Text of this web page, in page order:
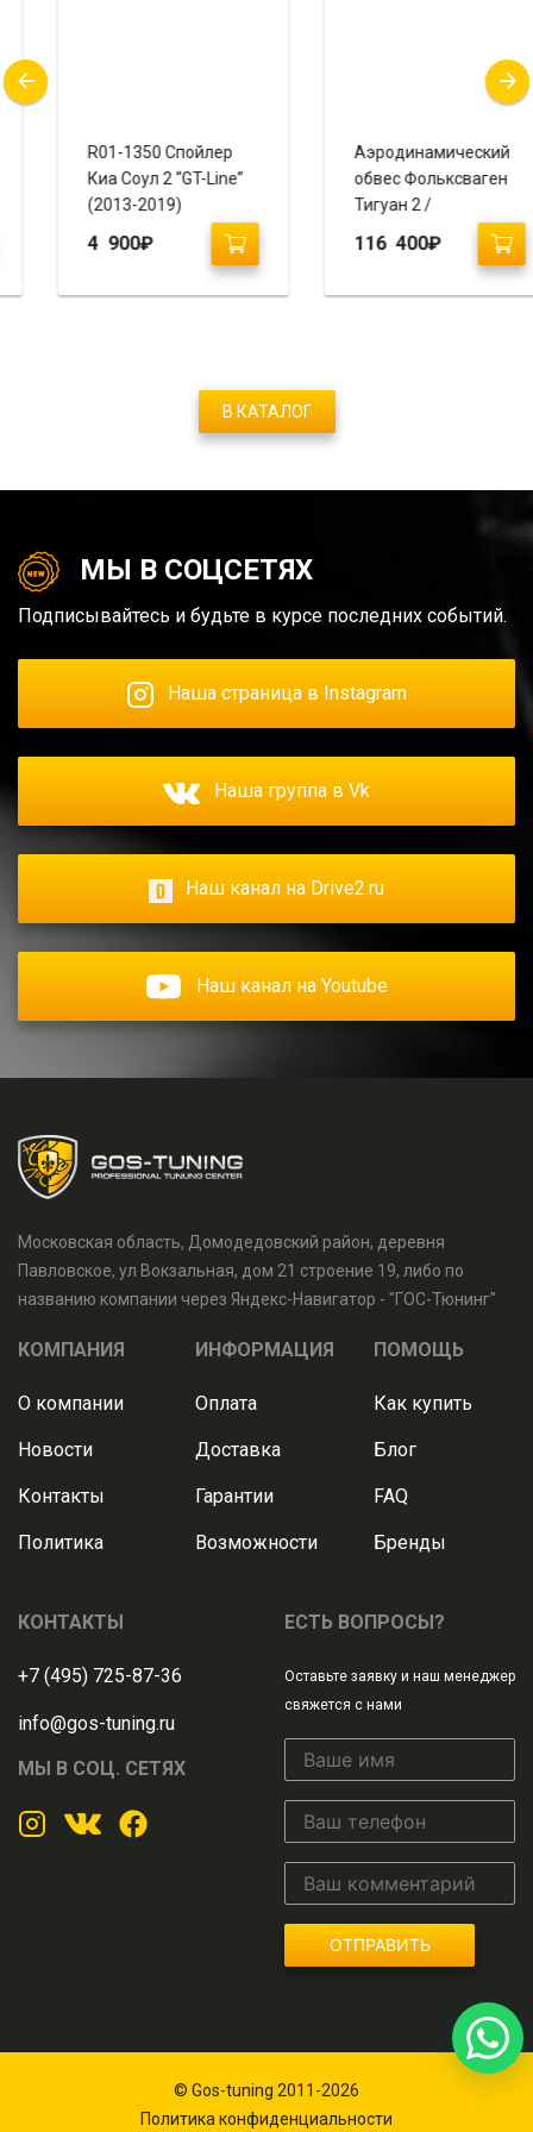
R01-1350 Спойлер
Киа Соул 2 “GT-Line”
(2013-2019)
4 900 ₽
Аэродинамический
обвес Фольксваген
Тигуан 2 /
116 400 ₽
В КАТАЛОГ
МЫ В СОЦСЕТЯХ
Подписывайтесь и будьте в курсе последних событий.
Наша страница в Instagram
Наша группа в Vk
Наш канал на Drive2.ru
Наш канал на Youtube
Московская область, Домодедовский район, деревня
Павловское, ул Вокзальная, дом 21 строение 19, либо по
названию компании через Яндекс-Навигатор - "ГОС-Тюнинг"
КОМПАНИЯ
О компании
Новости
Контакты
Политика
ИНФОРМАЦИЯ
Оплата
Доставка
Гарантии
Возможности
ПОМОЩЬ
Как купить
Блог
FAQ
Бренды
КОНТАКТЫ
+7 (495) 725-87-36
info@gos-tuning.ru
МЫ В СОЦ. СЕТЯХ
ЕСТЬ ВОПРОСЫ?
Оставьте заявку и наш менеджер
свяжется с нами
ОТПРАВИТЬ
© Gos-tuning 2011-2026
Политика конфиденциальности